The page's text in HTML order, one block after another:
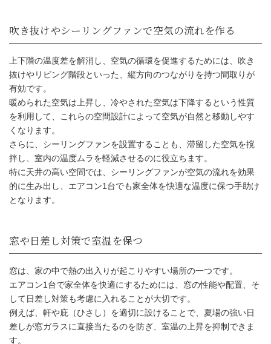
エアコン1台で家を快適にする間取
空間のつながりを意識した間取り
吹き抜けやシーリングファンで空気の流れ
上下階の温度差を解消し、空気の循環を促進するためには、吹き
抜けやリビング階段といった、縦方向のつながりを持つ間取りが
有効です。
暖められた空気は上昇し、冷やされた空気は下降するという性質
を利用して、これらの空間設計によって空気が自然と移動しやす
くなります。
さらに、シーリングファンを設置することも、滞留した空気を撹
拌し、室内の温度ムラを軽減させるのに役立ちます。
特に天井の高い空間では、シーリングファンが空気の流れを効果
的に生み出し、エアコン1台でも家全体を快適な温度に保つ手助け
となります。
窓は、家の中で熱の出入りが起こりやすい場所の一つです。
エアコン1台で家全体を快適にするためには、窓の性能や配置、そ
して日差し対策も考慮に入れることが大切です。
例えば、軒や庇（ひさし）を適切に設けることで、夏場の強い日
差しが窓ガラスに直接当たるのを防ぎ、室温の上昇を抑制できま
す。